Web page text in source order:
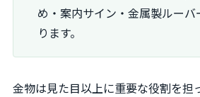
め・案内サイン・金属製ルー
ります。
金物は見た目以上に重要な役割を担